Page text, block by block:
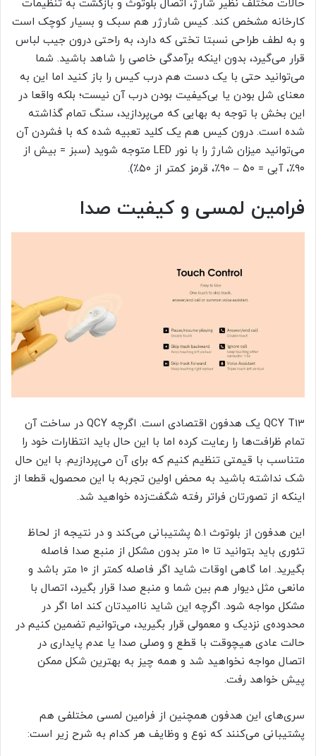
حالات مختلف نظیر شارژ، اتصال بلوتوث و بازگشت به تنظیمات
کارخانه مشخص کند. کیس شارژر هم سبک و بسیار کوچک است
و به لطف طراحی نسبتا تختی که دارد، به راحتی درون جیب لباس
قرار می‌گیرد، بدون اینکه برآمدگی خاصی را شاهد باشید. شما
می‌توانید حتی با یک دست هم درب کیس را باز کنید اما این به
معنای شل بودن یا بی‌کیفیت بودن درب آن نیست؛ بلکه واقعا در
این بخش با توجه به بهایی که می‌پردازید، سنگ تمام گذاشته
شده است. درون کیس هم یک کلید تعبیه شده که با فشردن آن
می‌توانید میزان شارژ را با نور LED متوجه شوید (سبز = بیش از
۹۰٪، آبی = ۵۰ – ۹۰٪، قرمز کمتر از ۵۰٪).
فرامین لمسی و کیفیت صدا
QCY T13 یک هدفون اقتصادی است. اگرچه QCY در ساخت آن
تمام ظرافت‌ها را رعایت کرده اما با این حال باید انتظارات خود را
متناسب با قیمتی تنظیم کنیم که برای آن می‌پردازیم. با این حال
شک نداشته باشید به محض اولین تجربه با این محصول، قطعا از
اینکه از تصورتان فراتر رفته شگفت‌زده خواهید شد.
این هدفون از بلوتوث ۵.۱ پشتیبانی می‌کند و در نتیجه از لحاظ
تئوری باید بتوانید تا ۱۰ متر بدون مشکل از منبع صدا فاصله
بگیرید. اما گاهی اوقات شاید اگر فاصله کمتر از ۱۰ متر باشد و
مانعی مثل دیوار هم بین شما و منبع صدا قرار بگیرد، اتصال با
مشکل مواجه شود. اگرچه این شاید ناامیدتان کند اما اگر در
محدوده‌ی نزدیک و معمولی قرار بگیرید، می‌توانیم تضمین کنیم در
حالت عادی هیچوقت با قطع و وصلی صدا یا عدم پایداری در
اتصال مواجه نخواهید شد و همه چیز به بهترین شکل ممکن
پیش خواهد رفت.
سری‌های این هدفون همچنین از فرامین لمسی مختلفی هم
پشتیبانی می‌کنند که نوع و وظایف هر کدام به شرح زیر است: